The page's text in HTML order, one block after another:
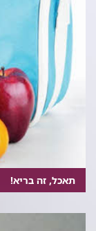
תאכל, זה בריא!